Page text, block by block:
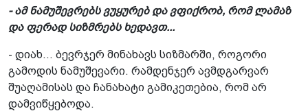
- ამ ნამუშევრებს ვუყურებ და ვფიქრობ, რომლამაზ
და ფერად სიზმრებს ხედავთ...
- დიახ... ბევრჯერ მინახავს სიზმარში, როგორი
გამოდის ნამუშევარი. რამდენჯერ ავმდგარვარ
შუაღამისას და ჩანახატი გამიკეთებია, რომ არ
დამვიწყებოდა.